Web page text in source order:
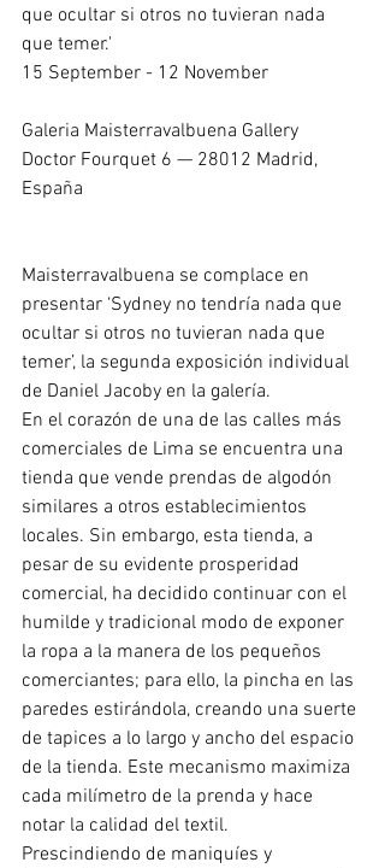
que ocultar si otros no tuvieran nada
que temer.'
15 September - 12 November
Galeria Maisterravalbuena Gallery
Doctor Fourquet 6 — 28012 Madrid,
España
Maisterravalbuena se complace en
presentar ‘Sydney no tendría nada que
ocultar si otros no tuvieran nada que
temer’, la segunda exposición individual
de Daniel Jacoby en la galería.
En el corazón de una de las calles más
comerciales de Lima se encuentra una
tienda que vende prendas de algodón
similares a otros establecimientos
locales. Sin embargo, esta tienda, a
pesar de su evidente prosperidad
comercial, ha decidido continuar con el
humilde y tradicional modo de exponer
la ropa a la manera de los pequeños
comerciantes; para ello, la pincha en las
paredes estirándola, creando una suerte
de tapices a lo largo y ancho del espacio
de la tienda. Este mecanismo maximiza
cada milímetro de la prenda y hace
notar la calidad del textil.
Prescindiendo de maniquíes y